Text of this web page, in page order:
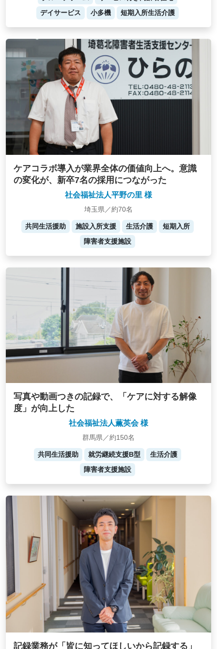
デイサービス
小多機 短期入所生活介護
ケアコラボ導入が業界全体の価値向上へ。意識
の変化が、新卒7名の採用につながった
社会福祉法人平野の里 様
埼玉県／約70名
共同生活援助 施設入所支援 生活介護
短期入所
障害者支援施設
写真や動画つきの記録で、「ケアに対する解像
度」が向上した
社会福祉法人薫英会 様
群馬県／約150名
共同生活援助 就労継続支援B型
生活介護
障害者支援施設
記録業務が「皆に知ってほしいから記録する」